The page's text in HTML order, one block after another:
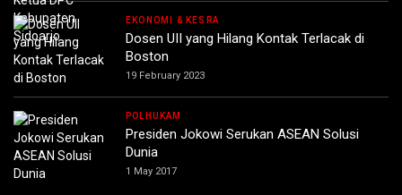
EKONOMI & KESRA
Dosen UII yang Hilang Kontak Terlacak di
Boston
19 February 2023
POLHUKAM
Presiden Jokowi Serukan ASEAN Solusi
Dunia
1 May 2017